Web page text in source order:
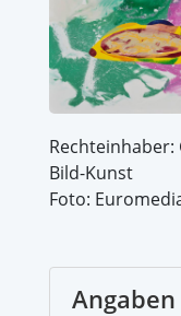
Rechteinhaber:
Bild-Kunst
Foto: